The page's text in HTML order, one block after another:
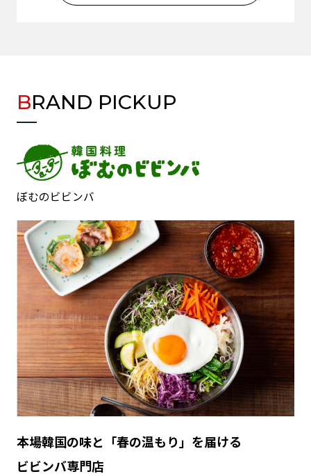
2026年07月18日
その他
による一部サービス停止のお知らせ
2026年04月28日
埼玉県久喜市のショッピングモールにグラ
ンドオープン！！
2026年04月27日
その他
【ひな野】ららぽーと新三郷店 料金改定
のお知らせ【2026年5月1日改定】
BRAND PICKUP
ぼむのビビンバ
本場韓国の味と「春の温もり」を届ける
ビビンバ専門店